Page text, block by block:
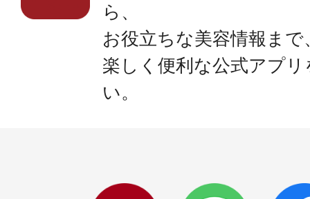
ら、
お役立ちな美容情報まで
楽しく便利な公式アプ
い。